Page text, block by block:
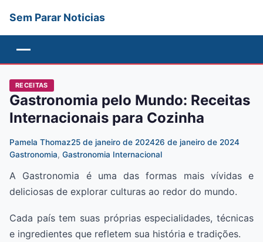
Sem Parar Noticias
RECEITAS
Gastronomia pelo Mundo: Receitas
Internacionais para Cozinha
Pamela Thomaz25 de janeiro de 202426 de janeiro de 2024
Gastronomia, Gastronomia Internacional
A Gastronomia é uma das formas mais vívidas e
deliciosas de explorar culturas ao redor do mundo.
Cada país tem suas próprias especialidades, técnicas
e ingredientes que refletem sua história e tradições.